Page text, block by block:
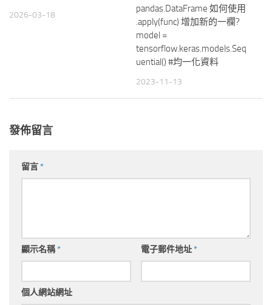
2026-03-18
pandas.DataFrame 如何使用
.apply(func) 增加新的一欄?
model =
tensorflow.keras.models.Seq
uential() #均一化資料
2023-11-13
發佈留言
留言*
顯示名稱* 電子郵件地址*
個人網站網址